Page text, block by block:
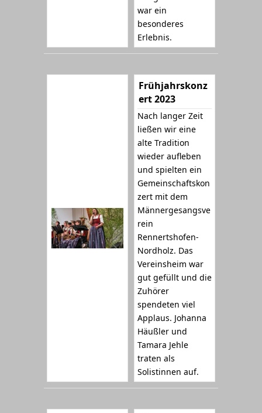
war ein
besonderes
Erlebnis.
Frühjahrskonz
ert 2023
Nach langer Zeit
ließen wir eine
alte Tradition
wieder aufleben
und spielten ein
Gemeinschaftskon
zert mit dem
Männergesangsve
rein
Rennertshofen-
Nordholz. Das
Vereinsheim war
gut gefüllt und die
Zuhörer
spendeten viel
Applaus. Johanna
Häußler und
Tamara Jehle
traten als
Solistinnen auf.